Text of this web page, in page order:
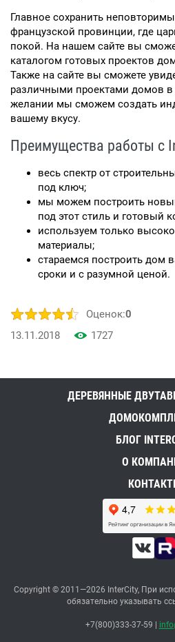
Главное сохранить
французской провинции, где
покой. На нашем сайте вы
каталогом готовых проектов
Также на сайте вы сможете
различными проектами домов в
желании мы сможем создать
вашему вкусу.
Преимущества работы с
весь спектр от
под ключ;
мы можем построить
под этот стиль и готовый
используем только
материалы;
стараемся построить дом
сроки и с разумной ценой.
Оценок:0
13.11.2018
1727
ДЕРЕВЯННЫЕ
БЛОГ
О
Copyright © 2011—2026 InterCity, При
обязательно указывать
+7(800)333-37-59